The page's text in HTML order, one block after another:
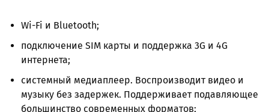
Wi-Fi и Bluetooth;
подключение SIM карты и поддержка 3G и 4G
интернета;
системный медиаплеер. Воспроизводит видео и
музыку без задержек. Поддерживает подавляющее
большинство современных форматов;